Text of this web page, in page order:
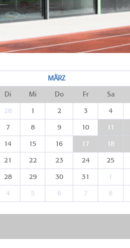
MÄRZ
Di Mi Do Fr Sa
28 1 2 3 4
7 8 9 10 11
14 15 16 17 18
21 22 23 24 25
28 29 30 31 1
4 5 6 7 8